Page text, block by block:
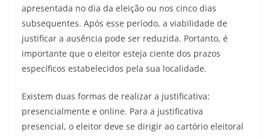
apresentada no dia da eleição ou nos cinco dias
subsequentes. Após esse período, a viabilidade de
justificar a ausência pode ser reduzida. Portanto, é
importante que o eleitor esteja ciente dos prazos
específicos estabelecidos pela sua localidade.
Existem duas formas de realizar a justificativa:
presencialmente e online. Para a justificativa
presencial, o eleitor deve se dirigir ao cartório eleitoral